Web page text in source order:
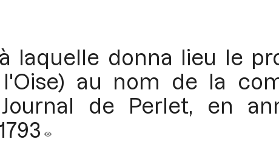
laquelle donna lieu le
au nom de la
de Perlet, en